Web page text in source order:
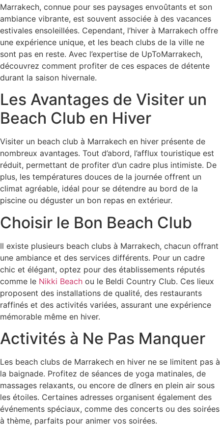
Marrakech, connue pour ses paysages envoûtants et son
ambiance vibrante, est souvent associée à des vacances
estivales ensoleillées. Cependant, l’hiver à Marrakech offre
une expérience unique, et les beach clubs de la ville ne
sont pas en reste. Avec l’expertise de UpToMarrakech,
découvrez comment profiter de ces espaces de détente
durant la saison hivernale.
Les Avantages de Visiter un
Beach Club en Hiver
Visiter un beach club à Marrakech en hiver présente de
nombreux avantages. Tout d’abord, l’afflux touristique est
réduit, permettant de profiter d’un cadre plus intimiste. De
plus, les températures douces de la journée offrent un
climat agréable, idéal pour se détendre au bord de la
piscine ou déguster un bon repas en extérieur.
Choisir le Bon Beach Club
Il existe plusieurs beach clubs à Marrakech, chacun offrant
une ambiance et des services différents. Pour un cadre
chic et élégant, optez pour des établissements réputés
comme le Nikki Beach ou le Beldi Country Club. Ces lieux
proposent des installations de qualité, des restaurants
raffinés et des activités variées, assurant une expérience
mémorable même en hiver.
Activités à Ne Pas Manquer
Les beach clubs de Marrakech en hiver ne se limitent pas à
la baignade. Profitez de séances de yoga matinales, de
massages relaxants, ou encore de dîners en plein air sous
les étoiles. Certaines adresses organisent également des
événements spéciaux, comme des concerts ou des soirées
à thème, parfaits pour animer vos soirées.